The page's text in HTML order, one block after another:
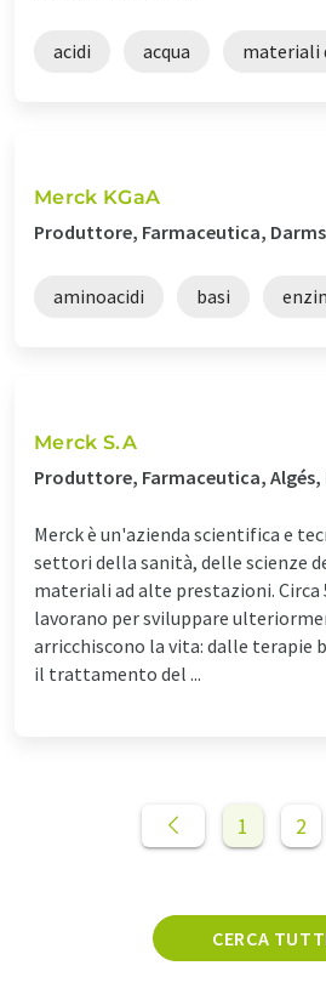
acidi acqua materiali
Merck KGaA
Produttore, Farmaceutica,
aminoacidi basi
Merck S.A
Produttore, Farmaceutica,
Merck è un'azienda scientifica e
settori della sanità, delle scienze
materiali ad alte prestazioni. Circa
lavorano per sviluppare
arricchiscono la vita: dalle terapie
il trattamento del ...
1 2
CERCA